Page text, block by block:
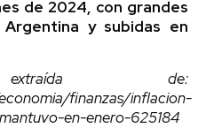
de 2024, con grandes
y subidas en
extraída de:
finanzas/inflacion-
en-enero-625184